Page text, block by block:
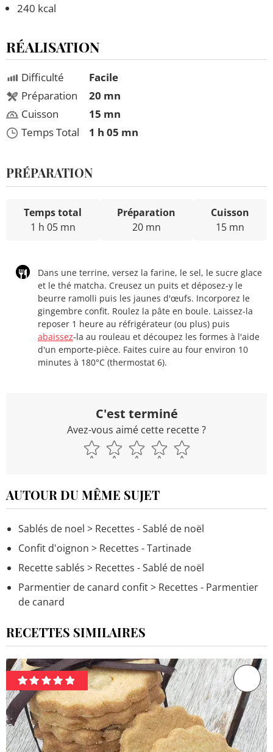
240 kcal
RÉALISATION
Difficulté
Préparation
Cuisson
Temps Total
Facile
20 mn
15 mn
1 h 05 mn
PRÉPARATION
Temps total
1 h 05 mn
Préparation
20 mn
Cuisson
15 mn
Dans une terrine, versez la farine, le sel, le sucre glace
et le thé matcha. Creusez un puits et déposez-y le
beurre ramolli puis les jaunes d'œufs. Incorporez le
gingembre confit. Roulez la pâte en boule. Laissez-la
reposer 1 heure au réfrigérateur (ou plus) puis
abaissez-la au rouleau et découpez les formes à l'aide
d'un emporte-pièce. Faites cuire au four environ 10
minutes à 180°C (thermostat 6).
C'est terminé
Avez-vous aimé cette recette ?
AUTOUR DU MÊME SUJET
Sablés de noel > Recettes - Sablé de noël
Confit d'oignon > Recettes - Tartinade
Recette sablés > Recettes - Sablé de noël
Parmentier de canard confit> Recettes - Parmentier
de canard
RECETTES SIMILAIRES